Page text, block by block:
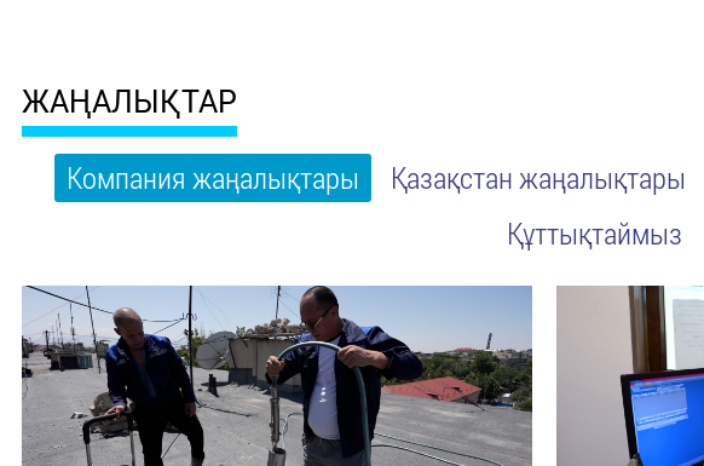
ЖАҢАЛЫҚТАР
Компания жаңалықтары Қазақстан жаңалықтары
Құттықтаймыз